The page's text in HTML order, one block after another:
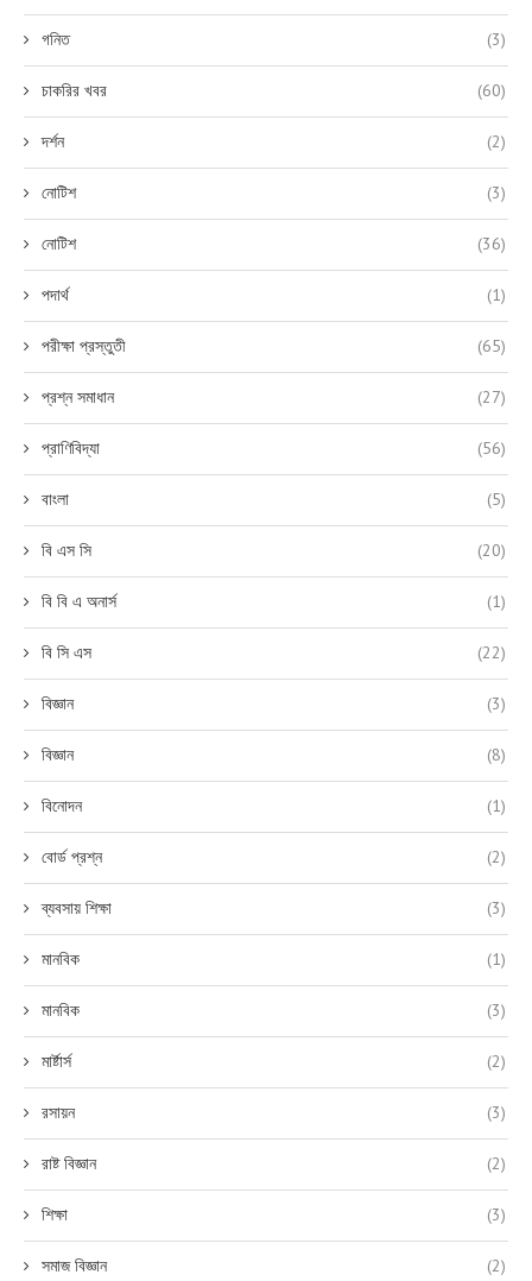
গনিত (3)
চাকরির খবর (60)
দর্শন (2)
নোটিশ (3)
নোটিশ (36)
পদার্থ (1)
পরীক্ষা প্রস্তুতী (65)
প্রশ্ন সমাধান (27)
প্রাণিবিদ্যা (56)
বাংলা (5)
বি এস সি (20)
বি বি এ অনার্স (1)
বি সি এস (22)
বিজ্ঞান (3)
বিজ্ঞান (8)
বিনোদন (1)
বোর্ড প্রশ্ন (2)
ব্যবসায় শিক্ষা (3)
মানবিক (1)
মানবিক (3)
মার্ষ্টার্স (2)
রসায়ন (3)
রাষ্ট বিজ্ঞান (2)
শিক্ষা (3)
সমাজ বিজ্ঞান (2)